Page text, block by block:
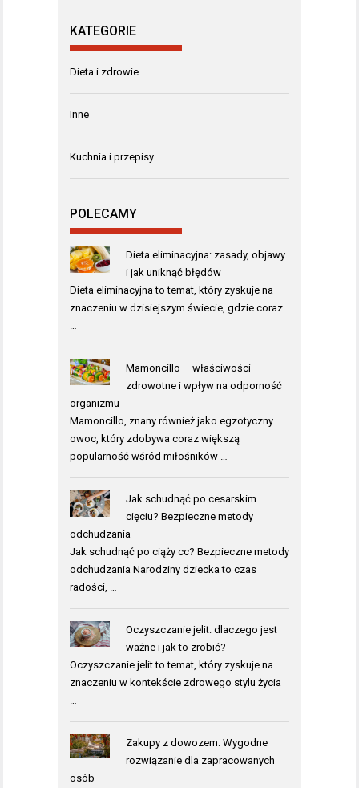
KATEGORIE
Dieta i zdrowie
Inne
Kuchnia i przepisy
POLECAMY
Dieta eliminacyjna: zasady, objawy
i jak uniknąć błędów
Dieta eliminacyjna to temat, który zyskuje na
znaczeniu w dzisiejszym świecie, gdzie coraz
Mamoncillo – właściwości
zdrowotne i wpływ na odporność
organizmu
Mamoncillo, znany również jako egzotyczny
owoc, który zdobywa coraz większą
popularność wśród miłośników …
Jak schudnąć po cesarskim
cięciu? Bezpieczne metody
odchudzania
Jak schudnąć po ciąży cc? Bezpieczne metody
odchudzania Narodziny dziecka to czas
radości, …
Oczyszczanie jelit: dlaczego jest
ważne i jak to zrobić?
Oczyszczanie jelit to temat, który zyskuje na
znaczeniu w kontekście zdrowego stylu życia
Zakupy z dowozem: Wygodne
rozwiązanie dla zapracowanych
osób